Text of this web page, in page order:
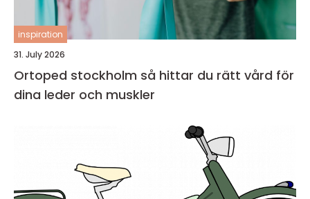
inspiration
31. July 2026
Ortoped stockholm så hittar du rätt vård för
dina leder och muskler